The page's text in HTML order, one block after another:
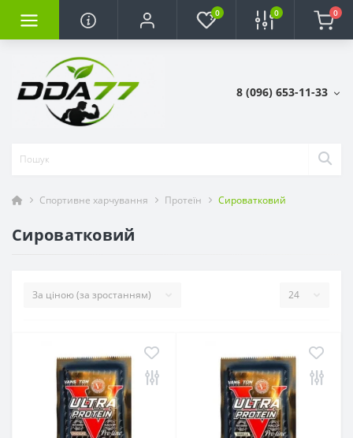
0 0 0
8 (096) 653-11-33
Спортивне харчування Протеїн Сироватковий
Сироватковий